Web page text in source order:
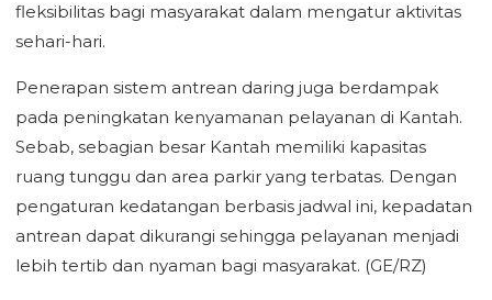
fleksibilitas bagi masyarakat dalam mengatur aktivitas
sehari-hari.
Penerapan sistem antrean daring juga berdampak
pada peningkatan kenyamanan pelayanan di Kantah.
Sebab, sebagian besar Kantah memiliki kapasitas
ruang tunggu dan area parkir yang terbatas. Dengan
pengaturan kedatangan berbasis jadwal ini, kepadatan
antrean dapat dikurangi sehingga pelayanan menjadi
lebih tertib dan nyaman bagi masyarakat. (GE/RZ)